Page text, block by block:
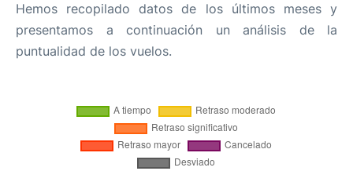
Hemos recopilado datos de los últimos meses y
presentamos a continuación un análisis de la
puntualidad de los vuelos.